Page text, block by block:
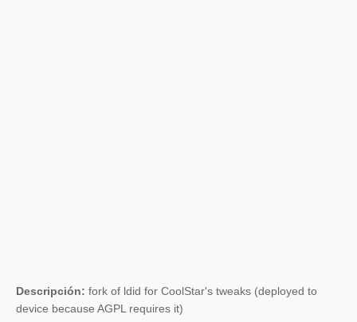
Descripción: fork of ldid for CoolStar's tweaks (deployed to
device because AGPL requires it)